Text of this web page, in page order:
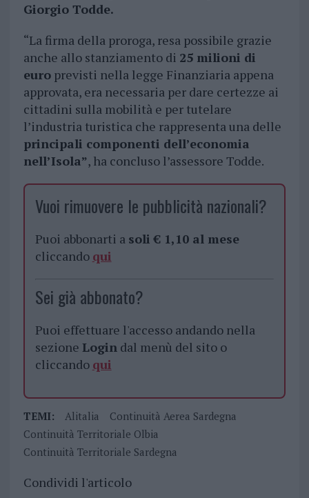
Giorgio Todde.
“La firma della proroga, resa possibile grazie
anche allo stanziamento di 25 milioni di
europrevisti nella legge Finanziaria appena
approvata, era necessaria per dare certezze ai
cittadini sulla mobilità e per tutelare
l’industria turistica che rappresenta una delle
principali componenti dell’economia
nell’Isola”, ha concluso l’assessore Todde.
Vuoi rimuovere le pubblicità nazionali?
Puoi abbonarti a soli € 1,10 al mese
cliccando qui
Sei già abbonato?
Puoi effettuare l'accesso andando nella
sezione Logindal menù del sito o
cliccando qui
TEMI: Alitalia
Continuità Aerea Sardegna
Continuità Territoriale Olbia
Continuità Territoriale Sardegna
Condividi l'articolo